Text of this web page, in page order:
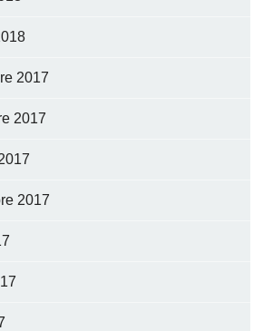
2017
2017
2017